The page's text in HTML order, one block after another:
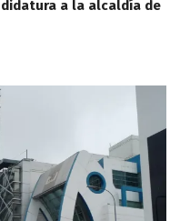
a la alcaldía de